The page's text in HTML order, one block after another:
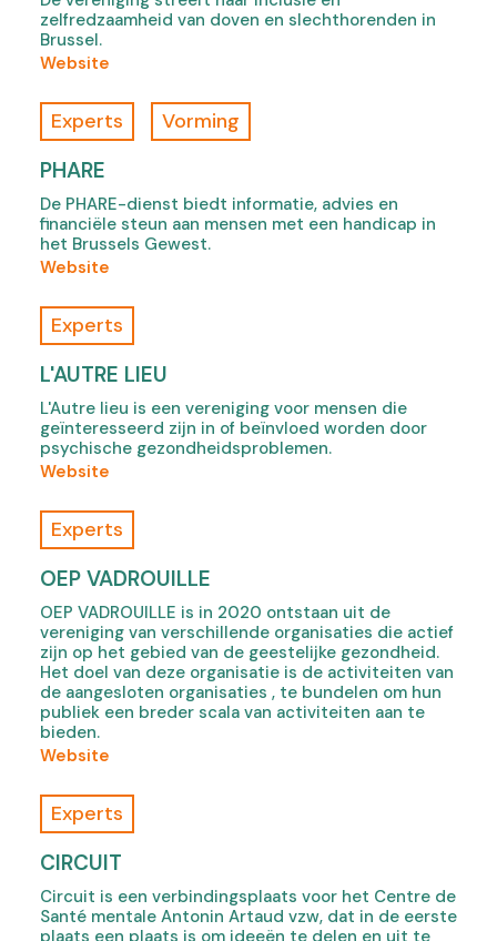
p
i
n
w
t
)
t
r
e
t
p
e
n
i
n
n
e
t
a
zelfredzaamheid van doven en slechthorenden in
Brussel.
Website
f
I
o
S
r
d
B
X
L
,
p
e
n
s
i
n
n
e
w
t
)
Experts Vorming
PHARE
De PHARE-dienst biedt informatie, advies en
financiële steun aan mensen met een handicap in
het Brussels Gewest.
Website
f
P
H
A
R
E
p
e
s
i
n
n
e
w
)
Experts
L'AUTRE LIEU
L'Autre lieu is een vereniging voor mensen die
geïnteresseerd zijn in of beïnvloed worden door
psychische gezondheidsproblemen.
Website
f
L
'
A
u
t
r
e
l
u
,
o
p
e
n
Experts
OEP VADROUILLE
OEP VADROUILLE is in 2020 ontstaan uit de
vereniging van verschillende organisaties die actief
zijn op het gebied van de geestelijke gezondheid.
Het doel van deze organisatie is de activiteiten van
de aangesloten organisaties , te bundelen om hun
publiek een breder scala van activiteiten aan te
bieden.
Website
f
O
e
p
V
a
Experts
CIRCUIT
Circuit is een verbindingsplaats voor het Centre de
Santé mentale Antonin Artaud vzw, dat in de eerste
plaats een plaats is om ideeën te delen en uit te